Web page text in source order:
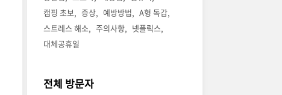
캠핑 초보
증상 예방방법
A형 독감
스트레스 해소
주의사항
넷플릭스
대체공휴일
전체 방문자